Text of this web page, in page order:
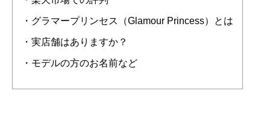
・グラマープリンセス（Glamour Princess）とは
・実店舗はありますか？
・モデルの方のお名前など